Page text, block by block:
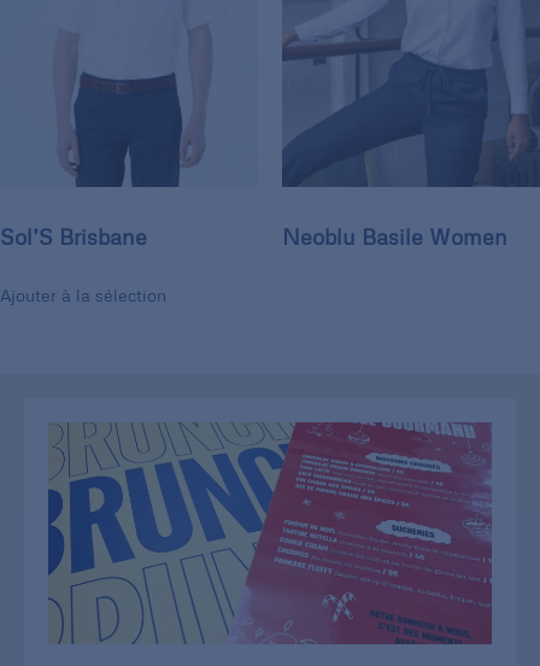
Sol’S Brisbane
Ajouter à la sélection
Neoblu Basile Women